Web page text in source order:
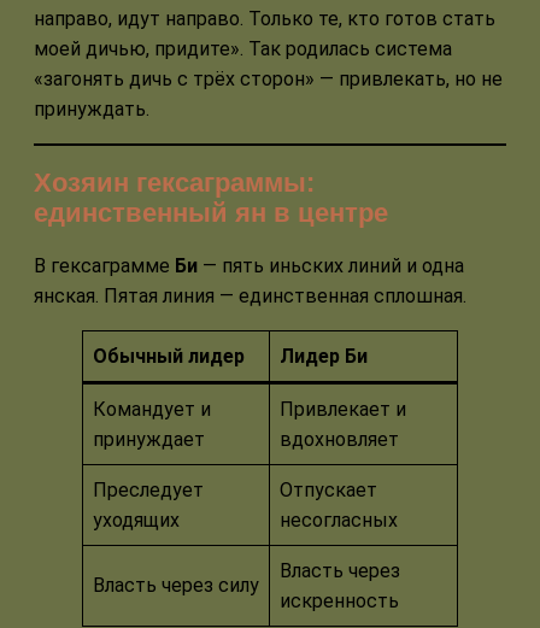
направо, идут направо. Только те, кто готов стать
моей дичью, придите». Так родилась система
«загонять дичь с трёх сторон» — привлекать, но не
принуждать.
Хозяин гексаграммы:
единственный ян в центре
В гексаграмме Би — пять иньских линий и одна
янская. Пятая линия — единственная сплошная.
Обычный лидер Лидер Би
Командует и
принуждает
Привлекает и
вдохновляет
Преследует
уходящих
Отпускает
несогласных
Власть через силу
Власть через
искренность